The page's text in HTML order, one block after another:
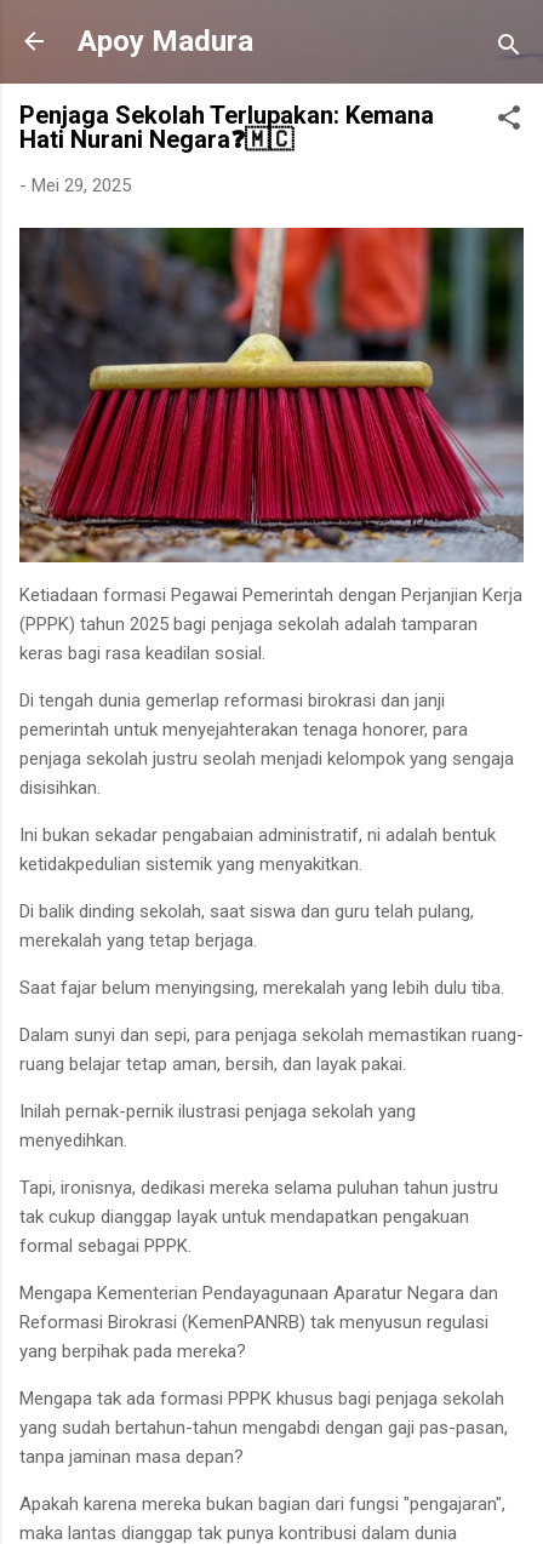
Langsung ke konten utama
Apoy Madura
Penjaga Sekolah Terlupakan: Kemana
Hati Nurani Negara❓🇲🇨
- Mei 29, 2025
Ketiadaan formasi Pegawai Pemerintah dengan Perjanjian Kerja
(PPPK) tahun 2025 bagi penjaga sekolah adalah tamparan
keras bagi rasa keadilan sosial.
Di tengah dunia gemerlap reformasi birokrasi dan janji
pemerintah untuk menyejahterakan tenaga honorer, para
penjaga sekolah justru seolah menjadi kelompok yang sengaja
disisihkan.
Ini bukan sekadar pengabaian administratif, ni adalah bentuk
ketidakpedulian sistemik yang menyakitkan.
Di balik dinding sekolah, saat siswa dan guru telah pulang,
merekalah yang tetap berjaga.
Saat fajar belum menyingsing, merekalah yang lebih dulu tiba.
Dalam sunyi dan sepi, para penjaga sekolah memastikan ruang-
ruang belajar tetap aman, bersih, dan layak pakai.
Inilah pernak-pernik ilustrasi penjaga sekolah yang
menyedihkan.
Tapi, ironisnya, dedikasi mereka selama puluhan tahun justru
tak cukup dianggap layak untuk mendapatkan pengakuan
formal sebagai PPPK.
Mengapa Kementerian Pendayagunaan Aparatur Negara dan
Reformasi Birokrasi (KemenPANRB) tak menyusun regulasi
yang berpihak pada mereka?
Mengapa tak ada formasi PPPK khusus bagi penjaga sekolah
yang sudah bertahun-tahun mengabdi dengan gaji pas-pasan,
tanpa jaminan masa depan?
Apakah karena mereka bukan bagian dari fungsi "pengajaran",
maka lantas dianggap tak punya kontribusi dalam dunia